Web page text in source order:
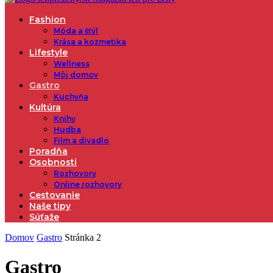
Fashion
Móda a štýl
Krása a kozmetika
Lifestyle
Wellness
Môj domov
Gastro
Kuchyňa
Kultúra
Knihy
Hudba
Film a divadlo
Poradňa
Osobnosti
Rozhovory
Online rozhovory
Cestovanie
Naše tipy
Súťaže
Domov Gastro Stránka 2
Gastro